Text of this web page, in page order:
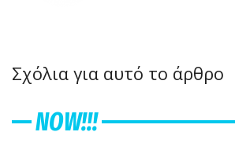
Σχόλια για αυτό το άρθρο
NOW!!!